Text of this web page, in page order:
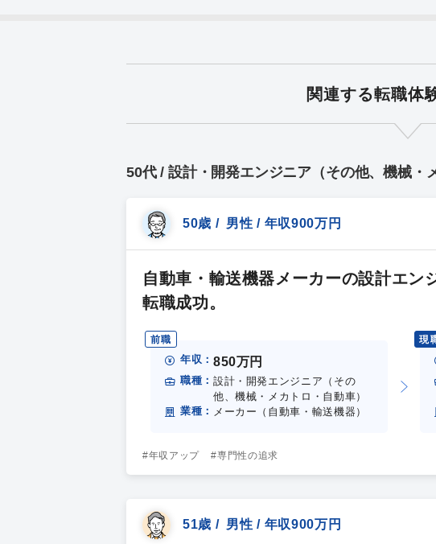
関連する転職体
50代 / 設計・開発エンジニア（その他、機械・
50歳 / 男性 / 年収900万円
自動車・輸送機器メーカーの設計エン
転職成功。
前職
年収： 850万円
職種： 設計・開発エンジニア（その
他、機械・メカトロ・自動車）
業種： メーカー（自動車・輸送機器）
現
#年収アップ #専門性の追求
51歳 / 男性 / 年収900万円